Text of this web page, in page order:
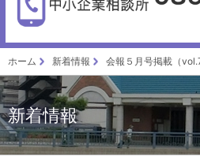
ホーム 新着情報 会報５月号掲載（
新着情報